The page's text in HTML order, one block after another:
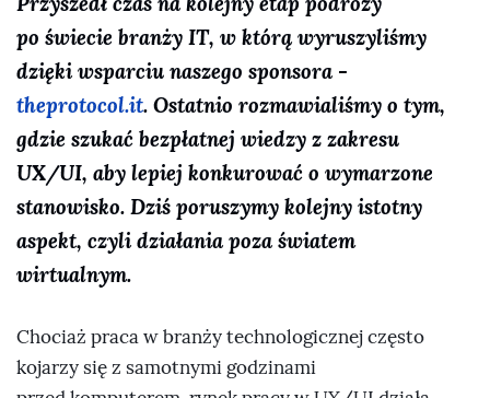
po świecie branży IT, w którą wyruszyliśmy
dzięki wsparciu naszego sponsora -
theprotocol.it. Ostatnio rozmawialiśmy o tym,
gdzie szukać bezpłatnej wiedzy z zakresu
UX/UI, aby lepiej konkurować o wymarzone
stanowisko. Dziś poruszymy kolejny istotny
aspekt, czyli działania poza światem
wirtualnym.
Chociaż praca w branży technologicznej często
kojarzy się z samotnymi godzinami